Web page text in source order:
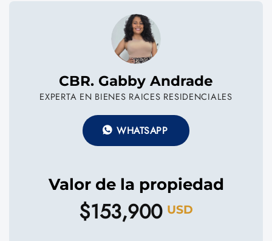
CBR. Gabby Andrade
EXPERTA EN BIENES RAICES RESIDENCIALES
WHATSAPP
Valor de la propiedad
$153,900 USD